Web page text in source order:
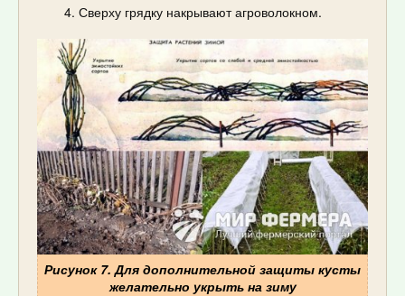
Сверху грядку накрывают агроволокном.
Рисунок 7. Для дополнительной защиты кусты
желательно укрыть на зиму